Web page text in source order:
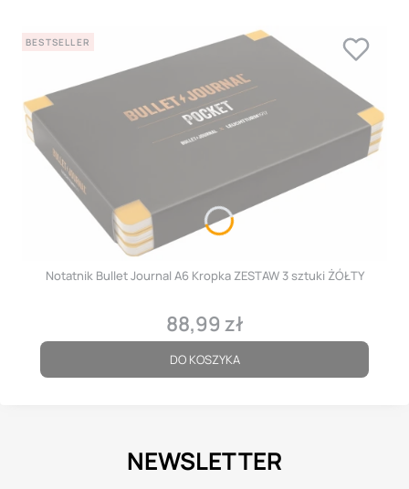
BESTSELLER
Notatnik Bullet Journal A6 Kropka ZESTAW 3 sztuki ŻÓŁTY
Cena
88,99 zł
DO KOSZYKA
NEWSLETTER